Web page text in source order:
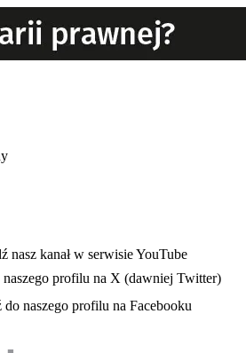
w nowej karcie
się w nowej karcie
nasz kanał w serwisie YouTube
karcie
naszego profilu na X (dawniej Twitter)
się w nowej karcie
do naszego profilu na Facebooku